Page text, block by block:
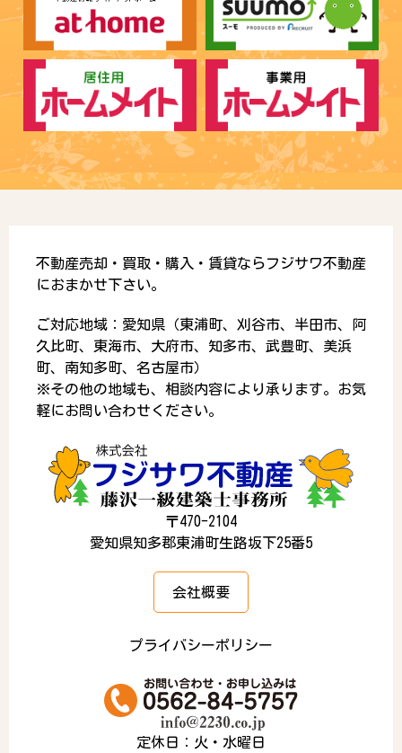
不動産売却・買取・購入・賃貸ならフジサワ不動産
におまかせ下さい。
ご対応地域：愛知県（東浦町、刈谷市、半田市、阿
久比町、東海市、大府市、知多市、武豊町、美浜
町、南知多町、名古屋市）
※その他の地域も、相談内容により承ります。お気
軽にお問い合わせください。
〒470-2104
愛知県知多郡東浦町生路坂下25番5
会社概要
プライバシーポリシー
定休日：火・水曜日